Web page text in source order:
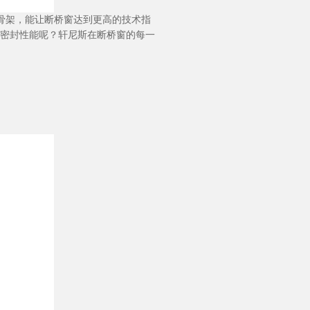
架，能让断桥窗达到更高的技术指
封性能呢？轩尼斯在断桥窗的每一